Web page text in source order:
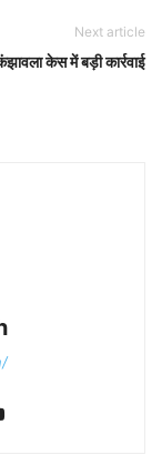
Next article
केस में बड़ी कार्रवाई